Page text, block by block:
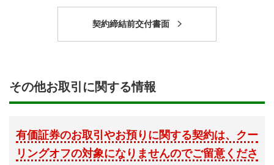
契約締結前交付書面
その他お取引に関する情報
有価証券のお取引やお預りに関する契約は、クー
リングオフの対象になりませんのでご留意くださ